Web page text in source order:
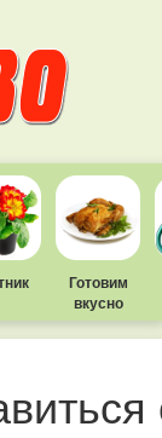
Готовим
вкусно